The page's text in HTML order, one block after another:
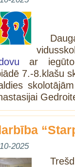
ar
7.-8.klašu
2025